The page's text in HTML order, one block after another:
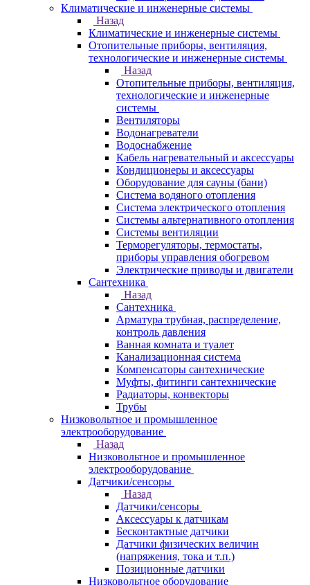
Климатические и инженерные системы
Назад
Климатические и инженерные системы
Отопительные приборы, вентиляция,
технологические и инженерные системы
Назад
Отопительные приборы, вентиляция,
технологические и инженерные
системы
Вентиляторы
Водонагреватели
Водоснабжение
Кабель нагревательный и аксессуары
Кондиционеры и аксессуары
Оборудование для сауны (бани)
Система водяного отопления
Система электрического отопления
Системы альтернативного отопления
Системы вентиляции
Терморегуляторы, термостаты,
приборы управления обогревом
Электрические приводы и двигатели
Сантехника
Назад
Сантехника
Арматура трубная, распределение,
контроль давления
Ванная комната и туалет
Канализационная система
Компенсаторы сантехнические
Муфты, фитинги сантехнические
Радиаторы, конвекторы
Трубы
Низковольтное и промышленное
электрооборудование
Назад
Низковольтное и промышленное
электрооборудование
Датчики/сенсоры
Назад
Датчики/сенсоры
Аксессуары к датчикам
Бесконтактные датчики
Датчики физических величин
(напряжения, тока и т.п.)
Позиционные датчики
Низковольтное оборудование